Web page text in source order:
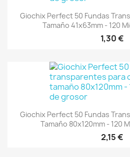
Giochix Perfect 50 Fundas
Tamaño 41x63mm - 120
1,30 €
Giochix Perfect 50 Fundas
Tamaño 80x120mm - 120
2,15 €